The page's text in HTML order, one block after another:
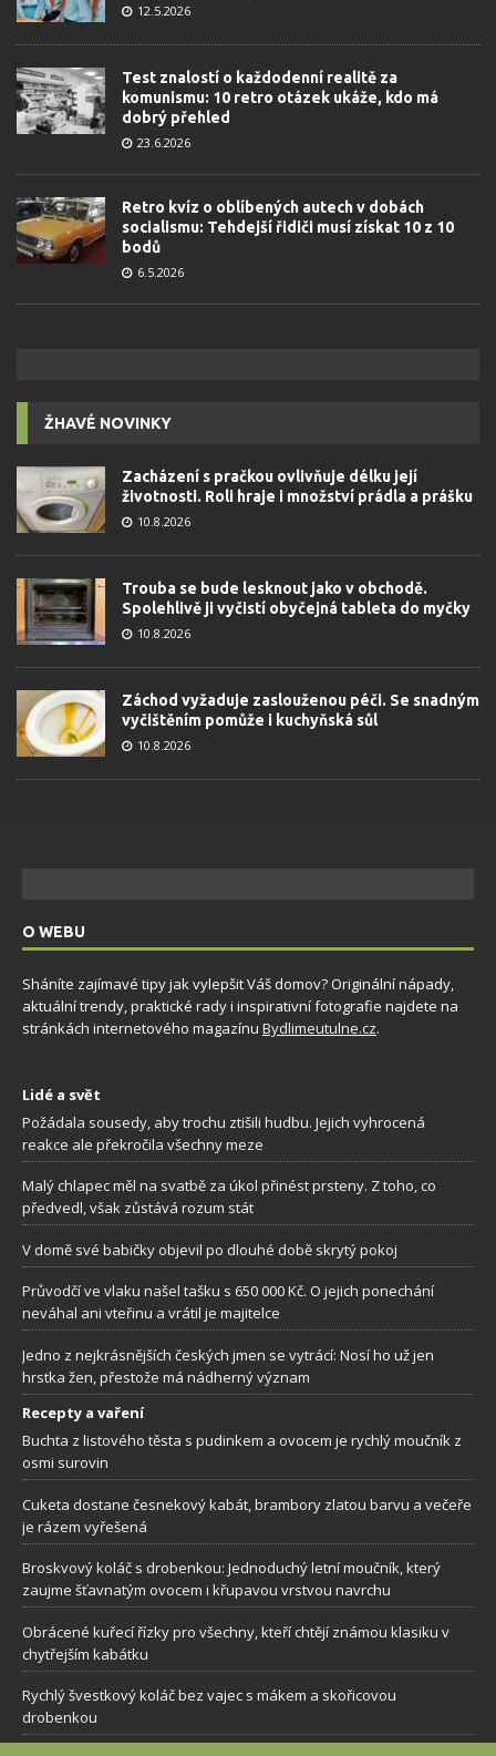
12.5.2026
Test znalostí o každodenní realitě za
komunismu: 10 retro otázek ukáže, kdo má
dobrý přehled
23.6.2026
Retro kvíz o oblíbených autech v dobách
socialismu: Tehdejší řidiči musí získat 10 z 10
bodů
6.5.2026
ŽHAVÉ NOVINKY
Zacházení s pračkou ovlivňuje délku její
životnosti. Roli hraje i množství prádla a prášku
10.8.2026
Trouba se bude lesknout jako v obchodě.
Spolehlivě ji vyčistí obyčejná tableta do myčky
10.8.2026
Záchod vyžaduje zaslouženou péči. Se snadným
vyčištěním pomůže i kuchyňská sůl
10.8.2026
O WEBU
Sháníte zajímavé tipy jak vylepšit Váš domov? Originální nápady,
aktuální trendy, praktické rady i inspirativní fotografie najdete na
stránkách internetového magazínu Bydlimeutulne.cz.
Lidé a svět
Požádala sousedy, aby trochu ztišili hudbu. Jejich vyhrocená
reakce ale překročila všechny meze
Malý chlapec měl na svatbě za úkol přinést prsteny. Z toho, co
předvedl, však zůstává rozum stát
V domě své babičky objevil po dlouhé době skrytý pokoj
Průvodčí ve vlaku našel tašku s 650 000 Kč. O jejich ponechání
neváhal ani vteřinu a vrátil je majitelce
Jedno z nejkrásnějších českých jmen se vytrácí: Nosí ho už jen
hrstka žen, přestože má nádherný význam
Recepty a vaření
Buchta z listového těsta s pudinkem a ovocem je rychlý moučník z
osmi surovin
Cuketa dostane česnekový kabát, brambory zlatou barvu a večeře
je rázem vyřešená
Broskvový koláč s drobenkou: Jednoduchý letní moučník, který
zaujme šťavnatým ovocem i křupavou vrstvou navrchu
Obrácené kuřecí řízky pro všechny, kteří chtějí známou klasiku v
chytřejším kabátku
Rychlý švestkový koláč bez vajec s mákem a skořicovou
drobenkou